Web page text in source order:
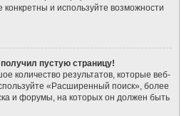
конкретны и используйте возможности
пустую страницу!
количество результатов, которые веб-
«Расширенный поиск», более
и форумы, на которых он должен быть